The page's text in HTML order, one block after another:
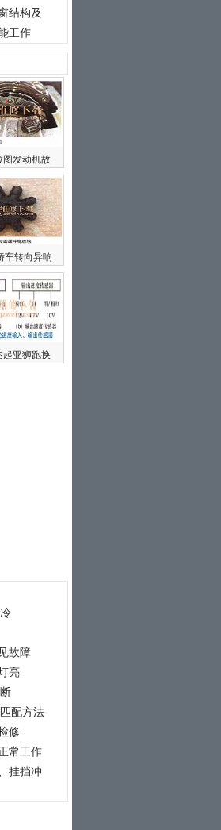
结构及
工作
图发动机故
车转向异响
起亚狮跑换
故障
亮
配方法
修
常工作
挂挡冲